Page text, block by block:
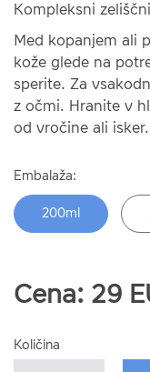
Kompleksni
Med kopanjem ali
kože glede na
sperite. Za
z očmi. Hranite v
od vročine ali
Embalaža:
200ml
Cena: 29
Količina